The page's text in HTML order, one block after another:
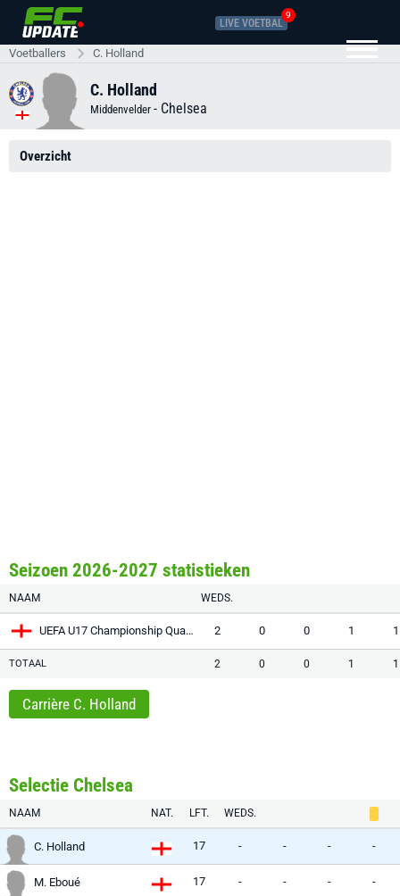
LIVE VOETBAL
9
Voetballers C. Holland
C. Holland
Middenvelder - Chelsea
Overzicht
Seizoen 2026-2027 statistieken
NAAM WEDS.
UEFA U17 Championship Qualification 2 0 0 1 1
TOTAAL 2 0 0 1 1
Carrière C. Holland
Selectie Chelsea
NAAM NAT. LFT. WEDS.
C. Holland 17 - - - -
M. Eboué 17 - - - -